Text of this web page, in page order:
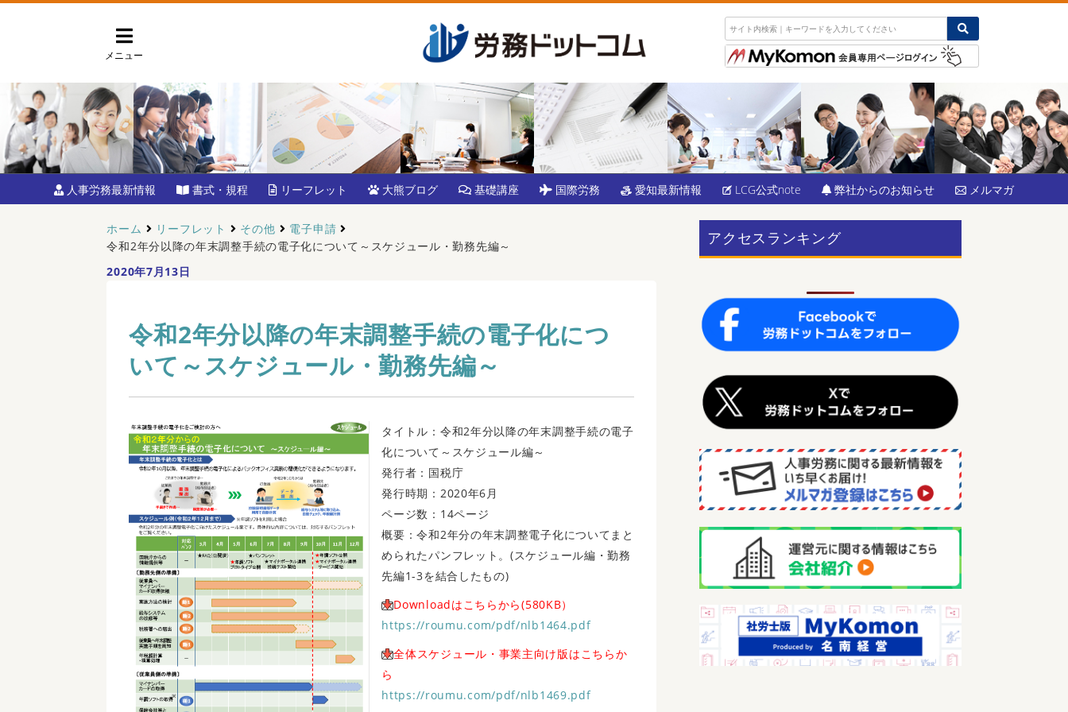
メニュー
人事労務最新情報 書式・規程 リーフレット 大熊ブログ 基礎講座 国際労務 愛知最新情報 LCG公式note 弊社からのお知らせ メルマガ
ホーム リーフレット その他
電子申請
令和2年分以降の年末調整手続の電子化について～スケジュール・勤務先編～
2020年7月13日
令和2年分以降の年末調整手続の電子化につ
いて～スケジュール・勤務先編～
タイトル：令和2年分以降の年末調整手続の電子
化について～スケジュール編～
発行者：国税庁
発行時期：2020年6月
ページ数：14ページ
概要：令和2年分の年末調整電子化についてまと
められたパンフレット。(スケジュール編・勤務
先編1-3を結合したもの)
Downloadはこちらから(580KB）
https://roumu.com/pdf/nlb1464.pdf
全体スケジュール・事業主向け版はこちらか
ら
https://roumu.com/pdf/nlb1469.pdf
アクセスランキング